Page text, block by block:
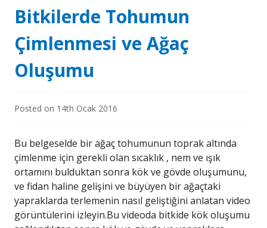
Bitkilerde Tohumun
Çimlenmesi ve Ağaç
Oluşumu
Posted on 14th Ocak 2016
Bu belgeselde bir ağaç tohumunun toprak altında
çimlenme için gerekli olan sıcaklık , nem ve ışık
ortamını bulduktan sonra kök ve gövde oluşumunu,
ve fidan haline gelişini ve büyüyen bir ağaçtaki
yapraklarda terlemenin nasıl geliştiğini anlatan video
görüntülerini izleyin.Bu videoda bitkide kök oluşumu